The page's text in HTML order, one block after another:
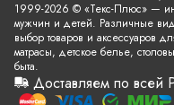
1999-2026 © «Текс-Плюс» —
мужчин и детей. Различные
выбор товаров и аксессуаров
матрасы, детское белье,
быта.
Доставляем по всей